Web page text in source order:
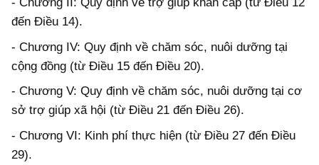
đến Điều 14).
- Chương IV: Quy định về chăm sóc, nuôi dưỡng tại
cộng đồng (từ Điều 15 đến Điều 20).
- Chương V: Quy định về chăm sóc, nuôi dưỡng tại cơ
sở trợ giúp xã hội (từ Điều 21 đến Điều 26).
- Chương VI: Kinh phí thực hiện (từ Điều 27 đến Điều
29).